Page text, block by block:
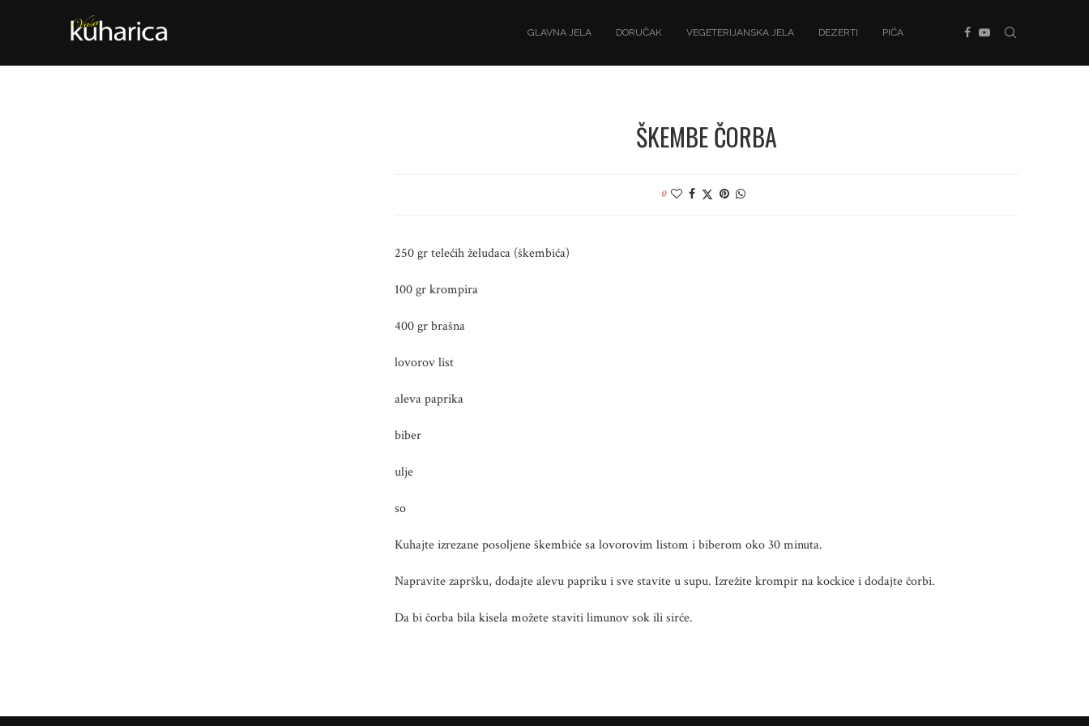
GLAVNA JELA DORUČAK VEGETERIJANSKA JELA DEZERTI PIĆA
ŠKEMBE ČORBA
0
250 gr telećih želudaca (škembića)
100 gr krompira
400 gr brašna
lovorov list
aleva paprika
biber
ulje
so
Kuhajte izrezane posoljene škembiće sa lovorovim listom i biberom oko 30 minuta.
Napravite zapršku, dodajte alevu papriku i sve stavite u supu. Izrežite krompir na kockice i dodajte čorbi.
Da bi čorba bila kisela možete staviti limunov sok ili sirće.